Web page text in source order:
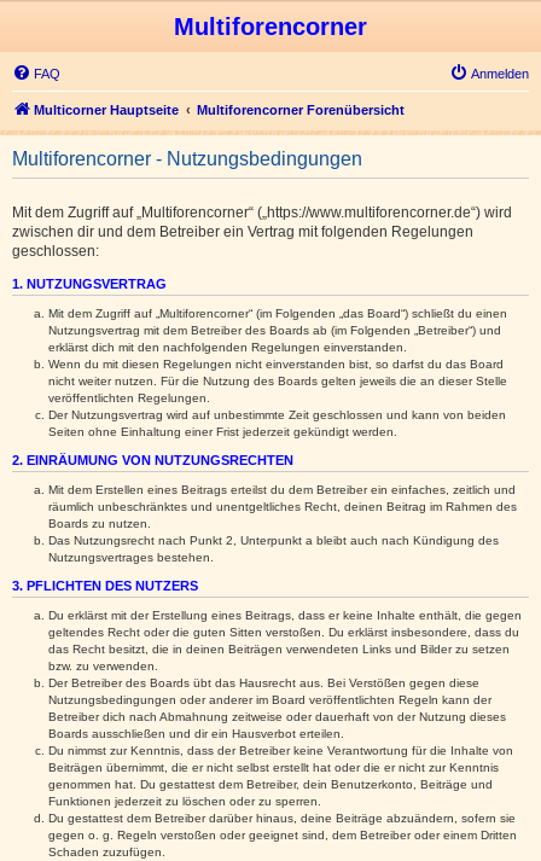
Multiforencorner
FAQ Anmelden
Multicorner Hauptseite Multiforencorner Forenübersicht
Multiforencorner - Nutzungsbedingungen
Mit dem Zugriff auf „Multiforencorner“ („https://www.multiforencorner.de“) wird
zwischen dir und dem Betreiber ein Vertrag mit folgenden Regelungen
geschlossen:
1. NUTZUNGSVERTRAG
Mit dem Zugriff auf „Multiforencorner“ (im Folgenden „das Board“) schließt du einen
Nutzungsvertrag mit dem Betreiber des Boards ab (im Folgenden „Betreiber“) und
erklärst dich mit den nachfolgenden Regelungen einverstanden.
Wenn du mit diesen Regelungen nicht einverstanden bist, so darfst du das Board
nicht weiter nutzen. Für die Nutzung des Boards gelten jeweils die an dieser Stelle
veröffentlichten Regelungen.
Der Nutzungsvertrag wird auf unbestimmte Zeit geschlossen und kann von beiden
Seiten ohne Einhaltung einer Frist jederzeit gekündigt werden.
2. EINRÄUMUNG VON NUTZUNGSRECHTEN
Mit dem Erstellen eines Beitrags erteilst du dem Betreiber ein einfaches, zeitlich und
räumlich unbeschränktes und unentgeltliches Recht, deinen Beitrag im Rahmen des
Boards zu nutzen.
Das Nutzungsrecht nach Punkt 2, Unterpunkt a bleibt auch nach Kündigung des
Nutzungsvertrages bestehen.
3. PFLICHTEN DES NUTZERS
Du erklärst mit der Erstellung eines Beitrags, dass er keine Inhalte enthält, die gegen
geltendes Recht oder die guten Sitten verstoßen. Du erklärst insbesondere, dass du
das Recht besitzt, die in deinen Beiträgen verwendeten Links und Bilder zu setzen
bzw. zu verwenden.
Der Betreiber des Boards übt das Hausrecht aus. Bei Verstößen gegen diese
Nutzungsbedingungen oder anderer im Board veröffentlichten Regeln kann der
Betreiber dich nach Abmahnung zeitweise oder dauerhaft von der Nutzung dieses
Boards ausschließen und dir ein Hausverbot erteilen.
Du nimmst zur Kenntnis, dass der Betreiber keine Verantwortung für die Inhalte von
Beiträgen übernimmt, die er nicht selbst erstellt hat oder die er nicht zur Kenntnis
genommen hat. Du gestattest dem Betreiber, dein Benutzerkonto, Beiträge und
Funktionen jederzeit zu löschen oder zu sperren.
Du gestattest dem Betreiber darüber hinaus, deine Beiträge abzuändern, sofern sie
gegen o. g. Regeln verstoßen oder geeignet sind, dem Betreiber oder einem Dritten
Schaden zuzufügen.